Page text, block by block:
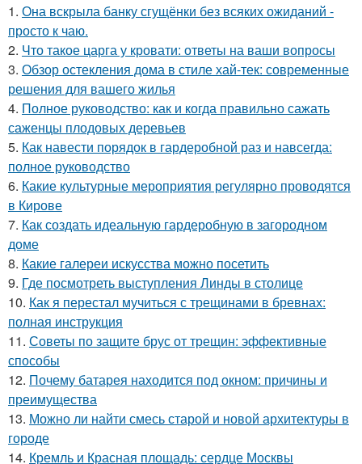
1. Она вскрыла банку сгущёнки без всяких ожиданий -
просто к чаю.
2. Что такое царга у кровати: ответы на ваши вопросы
3. Обзор остекления дома в стиле хай-тек: современные
решения для вашего жилья
4. Полное руководство: как и когда правильно сажать
саженцы плодовых деревьев
5. Как навести порядок в гардеробной раз и навсегда:
полное руководство
6. Какие культурные мероприятия регулярно проводятся
в Кирове
7. Как создать идеальную гардеробную в загородном
доме
8. Какие галереи искусства можно посетить
9. Где посмотреть выступления Линды в столице
10. Как я перестал мучиться с трещинами в бревнах:
полная инструкция
11. Советы по защите брус от трещин: эффективные
способы
12. Почему батарея находится под окном: причины и
преимущества
13. Можно ли найти смесь старой и новой архитектуры в
городе
14. Кремль и Красная площадь: сердце Москвы